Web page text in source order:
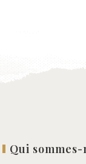
Qui sommes-